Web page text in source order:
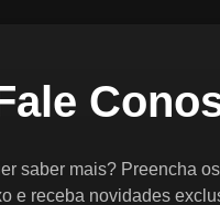
saber mais? Preencha
e receba novidades